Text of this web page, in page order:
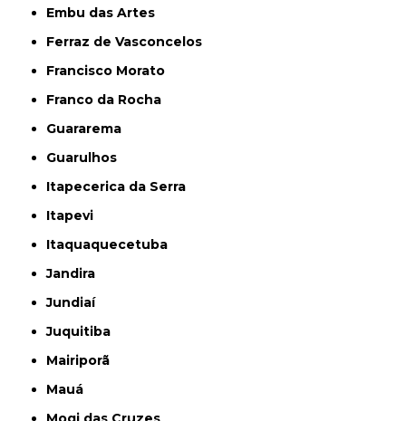
Embu das Artes
Ferraz de Vasconcelos
Francisco Morato
Franco da Rocha
Guararema
Guarulhos
Itapecerica da Serra
Itapevi
Itaquaquecetuba
Jandira
Jundiaí
Juquitiba
Mairiporã
Mauá